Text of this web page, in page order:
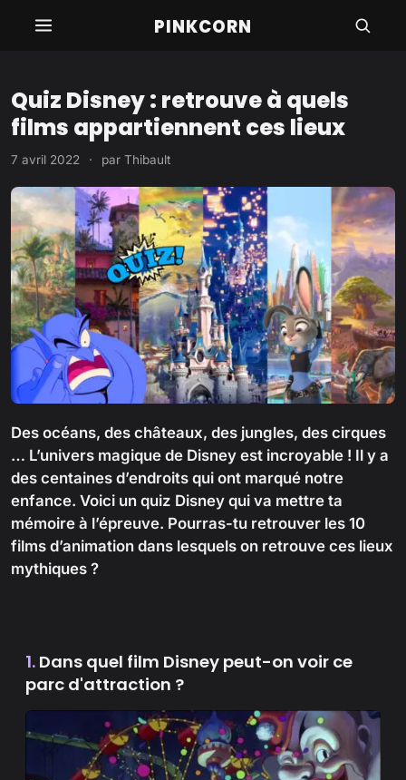
PINKCORN
Quiz Disney : retrouve à quels
films appartiennent ces lieux
7 avril 2022 · par Thibault
Des océans, des châteaux, des jungles, des cirques
… L’univers magique de Disney est incroyable ! Il y a
des centaines d’endroits qui ont marqué notre
enfance. Voici un quiz Disney qui va mettre ta
mémoire à l’épreuve. Pourras-tu retrouver les 10
films d’animation dans lesquels on retrouve ces lieux
mythiques ?
1. Dans quel film Disney peut-on voir ce
parc d'attraction ?